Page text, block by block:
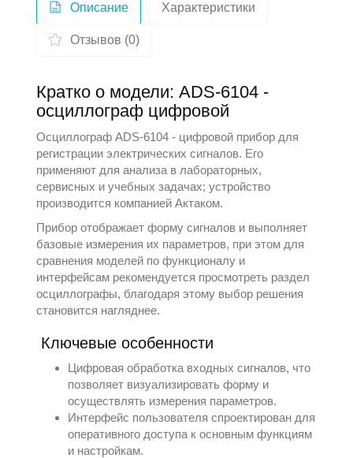
Описание Характеристики
Отзывов (0)
Кратко о модели: ADS-6104 -
осциллограф цифровой
Осциллограф ADS-6104 - цифровой прибор для
регистрации электрических сигналов. Его
применяют для анализа в лабораторных,
сервисных и учебных задачах; устройство
производится компаниейАктаком.
Прибор отображает форму сигналов и выполняет
базовые измерения их параметров, при этом для
сравнения моделей по функционалу и
интерфейсам рекомендуется просмотреть раздел
осциллографы, благодаря этому выбор решения
становится нагляднее.
Ключевые особенности
Цифровая обработка входных сигналов, что
позволяет визуализировать форму и
осуществлять измерения параметров.
Интерфейс пользователя спроектирован для
оперативного доступа к основным функциям
и настройкам.